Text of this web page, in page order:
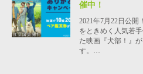
催中！
2021年7月22日公
をときめく人気若
た映画『犬部！』
す。…